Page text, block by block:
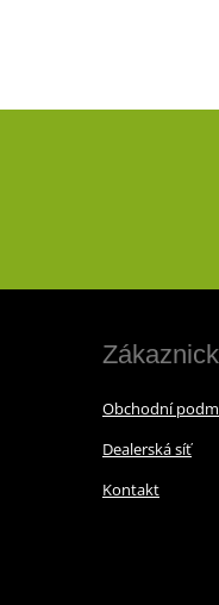
Obchodní
Dealerská síť
Kontakt